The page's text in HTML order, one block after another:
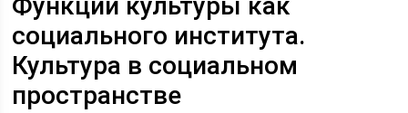
социального института.
Культура в социальном
пространстве